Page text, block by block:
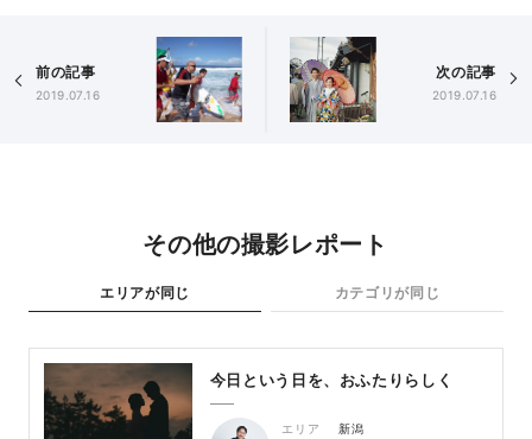
前の記事
2019.07.16
次の記事
2019.07.16
その他の撮影レポート
エリアが同じ カテゴリが同じ
今日という日を、おふたりらしく
エリア
新潟